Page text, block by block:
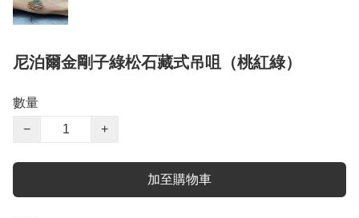
尼泊爾金剛子綠松石藏式吊咀（桃紅綠）
數量
−
+
加至購物車